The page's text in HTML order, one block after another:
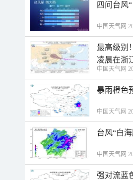
四问台风
中国天气网
最高级别
凌晨在浙
中国天气网
暴雨橙色
中国天气网
台风“白
中国天气网
强对流蓝